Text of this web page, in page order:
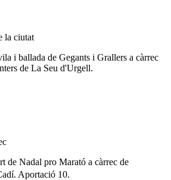
la ciutat
i ballada de Gegants i Grallers a càrrec
de La Seu d'Urgell.
de Nadal pro Marató a càrrec de
Aportació 10.